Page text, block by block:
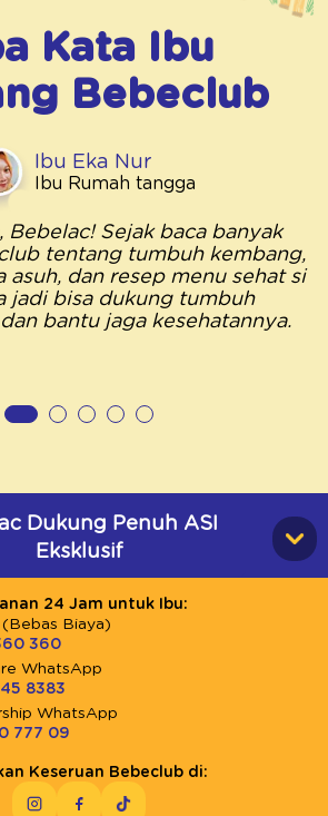
Kata Ibu
Bebeclub
Ibu Eka Nur
Ibu Rumah tangga
Bebelac! Sejak baca banyak
tentang tumbuh kembang,
asuh, dan resep menu sehat si
jadi bisa dukung tumbuh
bantu jaga kesehatannya.
Dukung Penuh ASI
Eksklusif
24 Jam untuk Ibu:
(Bebas Biaya)
360
WhatsApp
8383
WhatsApp
777 09
Keseruan Bebeclub di: